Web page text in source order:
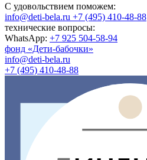
С удовольствием поможем:
info@deti-bela.ru +7 (495) 410-48-88
технические вопросы:
WhatsApp: +7 925 504-58-94
фонд «Дети-бабочки»
info@deti-bela.ru
+7 (495) 410-48-88